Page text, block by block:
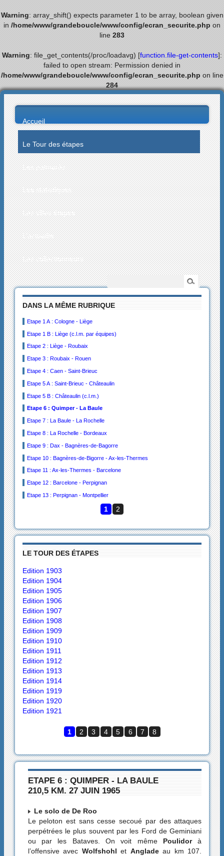
Warning: array_shift() expects parameter 1 to be array, boolean given
in /home/www/grandeboucle/www/config/ecran_securite.php on
line 283
Warning: file_get_contents(/proc/loadavg) [function.file-get-contents]:
failed to open stream: Permission denied in
/home/www/grandeboucle/www/config/ecran_securite.php on line
284
Accueil
Le Tour des étapes
Les palmarès
Les statistiques
Les villes étapes
L’actualité
Les collectionneurs
DANS LA MÊME RUBRIQUE
Etape 1 A : Cologne - Liège
Etape 1 B : Liège (c.l.m. par équipes)
Etape 2 : Liège - Roubaix
Etape 3 : Roubaix - Rouen
Etape 4 : Caen - Saint-Brieuc
Etape 5 A : Saint-Brieuc - Châteaulin
Etape 5 B : Châteaulin (c.l.m.)
Etape 6 : Quimper - La Baule
Etape 7 : La Baule - La Rochelle
Etape 8 : La Rochelle - Bordeaux
Etape 9 : Dax - Bagnères-de-Bagorre
Etape 10 : Bagnères-de-Bigorre - Ax-les-Thermes
Etape 11 : Ax-les-Thermes - Barcelone
Etape 12 : Barcelone - Perpignan
Etape 13 : Perpignan - Montpellier
1 2
LE TOUR DES ÉTAPES
Edition 1903
Edition 1904
Edition 1905
Edition 1906
Edition 1907
Edition 1908
Edition 1909
Edition 1910
Edition 1911
Edition 1912
Edition 1913
Edition 1914
Edition 1919
Edition 1920
Edition 1921
1 2 3 4 5 6 7 8
ETAPE 6 : QUIMPER - LA BAULE
210,5 KM. 27 JUIN 1965
Le solo de De Roo
Le peloton est sans cesse secoué par des attaques
perpétrées le plus souvent par les Ford de Geminiani
ou par les Bataves. On voit même Poulidorà
l’offensive avec Wolfshohl et Angladeau km 107.